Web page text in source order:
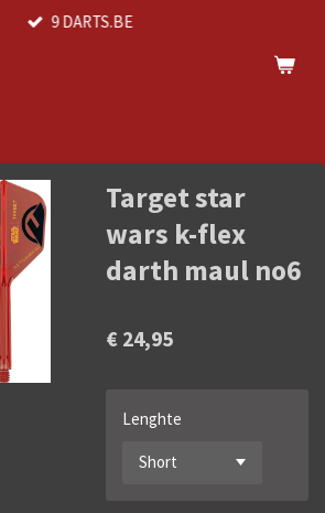
9 DARTS.BE
Target star
wars k-flex
darth maul no6
€ 24,95
Lenghte